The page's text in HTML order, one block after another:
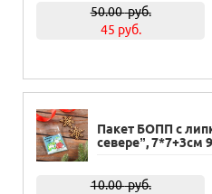
50.00руб.
45 руб.
Пакет БОПП с
севере”, 7*7+3см
10.00руб.